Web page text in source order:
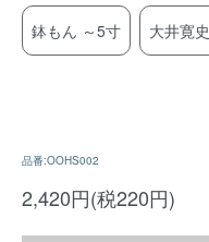
鉢もん ～5寸 大井寛史
品番:OOHS002
2,420円(税220円)